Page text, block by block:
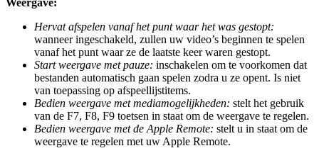
Hervat afspelen vanaf het punt waar het was gestopt:
wanneer ingeschakeld, zullen uw video’s beginnen te spelen
vanaf het punt waar ze de laatste keer waren gestopt.
Start weergave met pauze: inschakelen om te voorkomen dat
bestanden automatisch gaan spelen zodra u ze opent. Is niet
van toepassing op afspeellijstitems.
Bedien weergave met mediamogelijkheden: stelt het gebruik
van de F7, F8, F9 toetsen in staat om de weergave te regelen.
Bedien weergave met de Apple Remote: stelt u in staat om de
weergave te regelen met uw Apple Remote.